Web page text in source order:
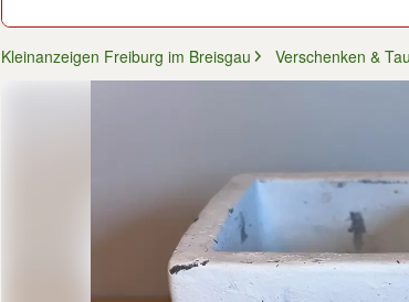
Kleinanzeigen Freiburg im Breisgau Verschenken &